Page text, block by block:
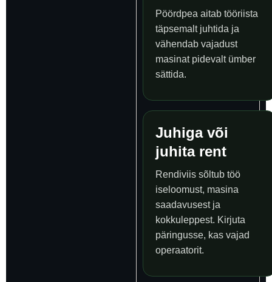
Pöördpea aitab tööriista
täpsemalt juhtida ja
vähendab vajadust
masinat pidevalt ümber
sättida.
Juhiga või
juhita rent
Rendiviis sõltub töö
iseloomust, masina
saadavusest ja
kokkuleppest. Kirjuta
päringusse, kas vajad
operaatorit.